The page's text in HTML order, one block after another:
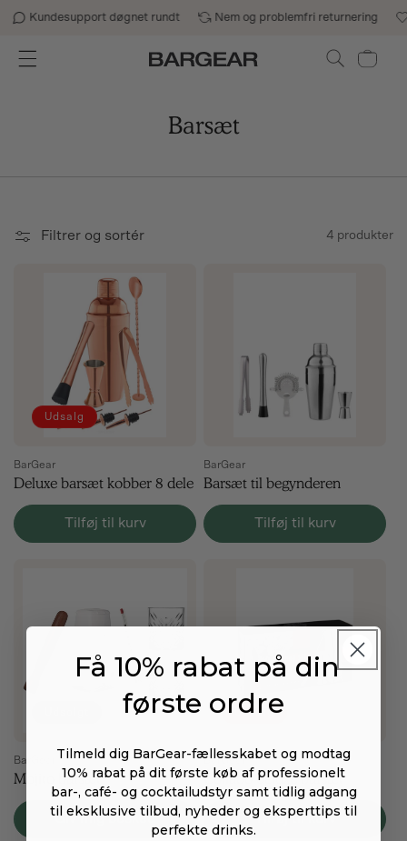
Gå til indhold
Kundesupport døgnet rundt Nem og problemfri returnering
Indkøbskurv
Barsæt
Filtrer og sortér 4 produkter
Udsalg
BarGear
Deluxe barsæt kobber 8 dele
Tilføj til kurv
BarGear
Barsæt til begynderen
Tilføj til kurv
BarGear
Mojito barsæt
Giv mig besked
Udsalg
BarGear
Collabo deluxe barsæt
Tilføj til kurv
Få 10% rabat på din
første ordre
Tilmeld dig BarGear-fællesskabet og modtag
10% rabat på dit første køb af professionelt
bar-, café- og cocktailudstyr samt tidlig adgang
til eksklusive tilbud, nyheder og eksperttips til
perfekte drinks.